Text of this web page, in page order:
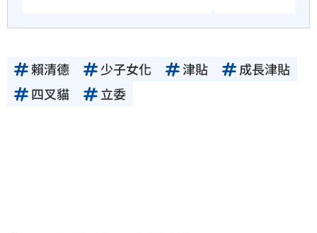
賴清德 少子女化 津貼
成長津貼
四叉貓
立委